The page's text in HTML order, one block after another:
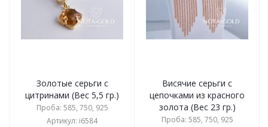
Золотые серьги с
цитринами (Вес 5,5 гр.)
Проба: 585, 750, 925
Артикул: i6584
Висячие серьги с
цепочками из красного
золота (Вес 23 гр.)
Проба: 585, 750, 925